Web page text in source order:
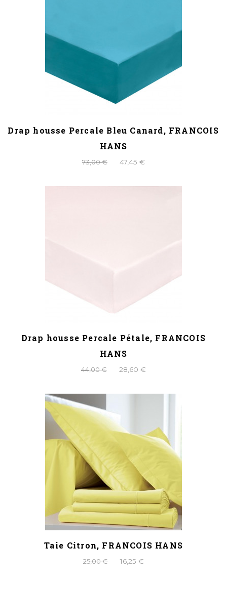
Drap housse Percale Bleu Canard, FRANCOIS
HANS
73,00 € 47,45 €
Drap housse Percale Pétale, FRANCOIS
HANS
44,00 € 28,60 €
Taie Citron, FRANCOIS HANS
25,00 € 16,25 €